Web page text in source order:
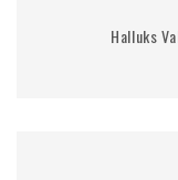
Halluks